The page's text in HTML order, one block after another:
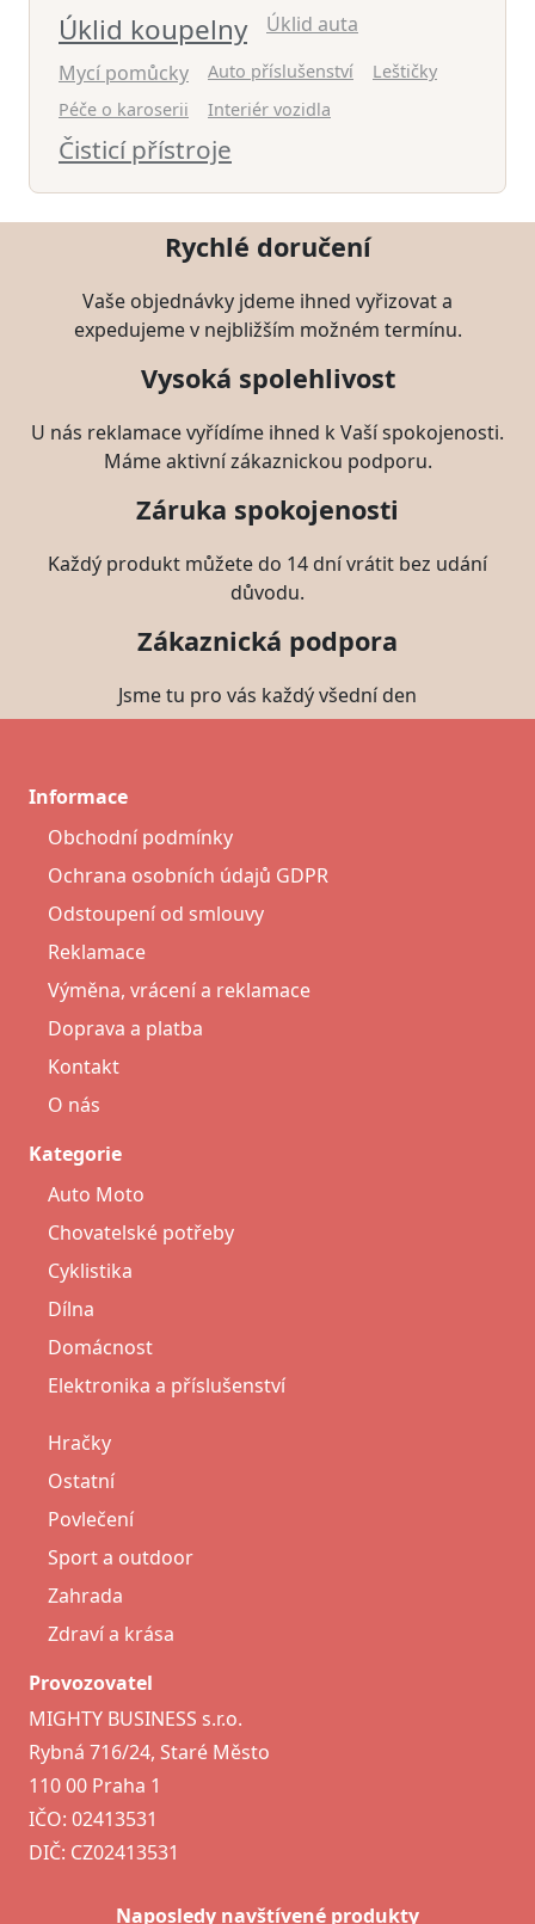
Úklid koupelny
Úklid auta
Mycí pomůcky
Auto příslušenství
Leštičky
Péče o karoserii
Interiér vozidla
Čisticí přístroje
Rychlé doručení
Vaše objednávky jdeme ihned vyřizovat a
expedujeme v nejbližším možném termínu.
Vysoká spolehlivost
U nás reklamace vyřídíme ihned k Vaší spokojenosti.
Máme aktivní zákaznickou podporu.
Záruka spokojenosti
Každý produkt můžete do 14 dní vrátit bez udání
důvodu.
Zákaznická podpora
Jsme tu pro vás každý všední den
Informace
Obchodní podmínky
Ochrana osobních údajů GDPR
Odstoupení od smlouvy
Reklamace
Výměna, vrácení a reklamace
Doprava a platba
Kontakt
O nás
Kategorie
Auto Moto
Chovatelské potřeby
Cyklistika
Dílna
Domácnost
Elektronika a příslušenství
Hračky
Ostatní
Povlečení
Sport a outdoor
Zahrada
Zdraví a krása
Provozovatel
MIGHTY BUSINESS s.r.o.
Rybná 716/24, Staré Město
110 00 Praha 1
IČO: 02413531
DIČ: CZ02413531
Naposledy navštívené produkty